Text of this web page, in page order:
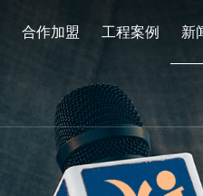
合作加盟 工程案例 新